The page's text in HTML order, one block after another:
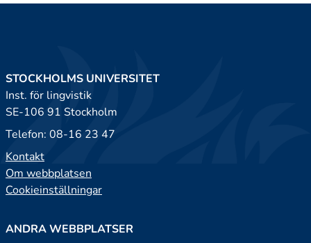
STOCKHOLMS UNIVERSITET
Inst. för lingvistik
SE-106 91 Stockholm
Telefon: 08-16 23 47
Kontakt
Om webbplatsen
Cookieinställningar
ANDRA WEBBPLATSER